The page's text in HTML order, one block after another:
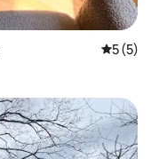
5 (5)